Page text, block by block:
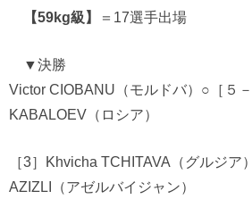
【59kg級】 ＝17選手出場
▼決勝
Victor CIOBANU（モルドバ）○［５
KABALOEV（ロシア）
［3］Khvicha TCHITAVA（グルジア
AZIZLI（アゼルバイジャン）